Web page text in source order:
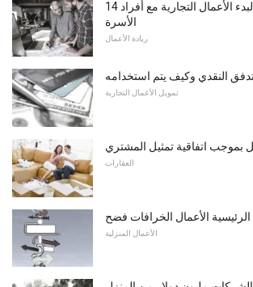
14 إيجابيات وسلبيات لبدء الأعمال التجارية مع أفراد
الأسرة
ريادة الأعمال
النقدي وكيف يتم استخدامه
تمويل الأعمال التجارية
العقارات
الأعمال الخرافات فضح
الأعمال المنزلية